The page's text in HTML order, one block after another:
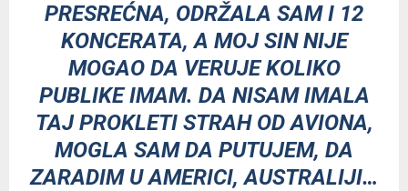
PRESREĆNA, ODRŽALA SAM I 12
KONCERATA, A MOJ SIN NIJE
MOGAO DA VERUJE KOLIKO
PUBLIKE IMAM. DA NISAM IMALA
TAJ PROKLETI STRAH OD AVIONA,
MOGLA SAM DA PUTUJEM, DA
ZARADIM U AMERICI, AUSTRALIJI…